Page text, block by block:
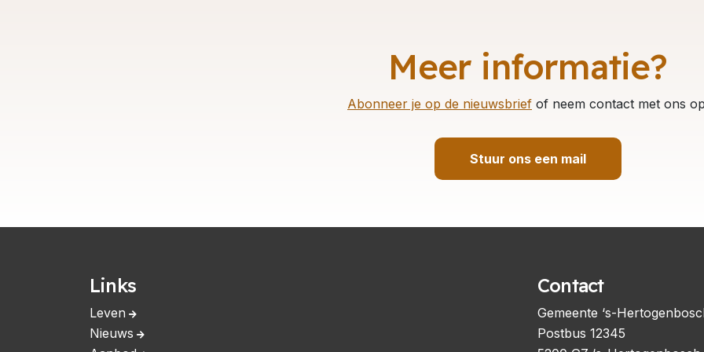
Meer informatie?
Abonneer je op de nieuwsbrief of neem contact met ons
Stuur ons een mail
Links
Leven
Nieuws
Contact
Gemeente ‘s-
Postbus 12345